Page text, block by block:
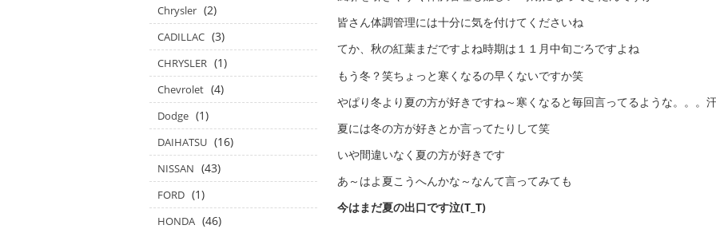
皆さん体調管理には十分に気を付けてくださいね
てか、秋の紅葉まだですよね時期は１１月中旬ごろですよね
もう冬？笑ちょっと寒くなるの早くないですか笑
やぱり冬より夏の方が好きですね～寒くなると毎回言ってるような。。。
夏には冬の方が好きとか言ってたりして笑
いや間違いなく夏の方が好きです
あ～はよ夏こうへんかな～なんて言ってみても
今はまだ夏の出口です泣(T_T)
Chrysler (2)
CADILLAC (3)
CHRYSLER (1)
Chevrolet (4)
Dodge (1)
DAIHATSU (16)
NISSAN (43)
FORD (1)
HONDA (46)